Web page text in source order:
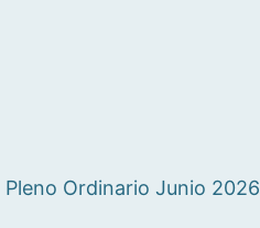
Pleno Ordinario Junio 2026